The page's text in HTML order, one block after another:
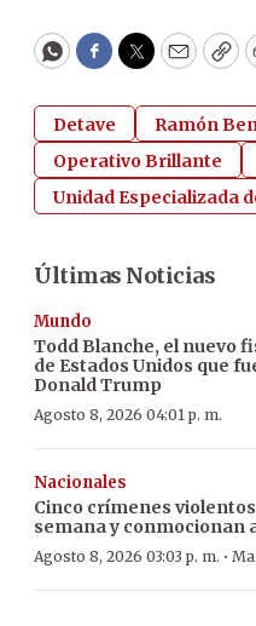
WhatsApp
Facebook
Twitter
Email
Detave
Ramón
Operativo Brillante
Unidad Especializada
Últimas Noticias
Mundo
Todd Blanche, el nuevo
de Estados Unidos que
Donald Trump
Agosto 8, 2026 04:01 p. m.
Nacionales
Cinco crímenes
semana y conmocionan
Agosto 8, 2026 03:03 p. m. ·